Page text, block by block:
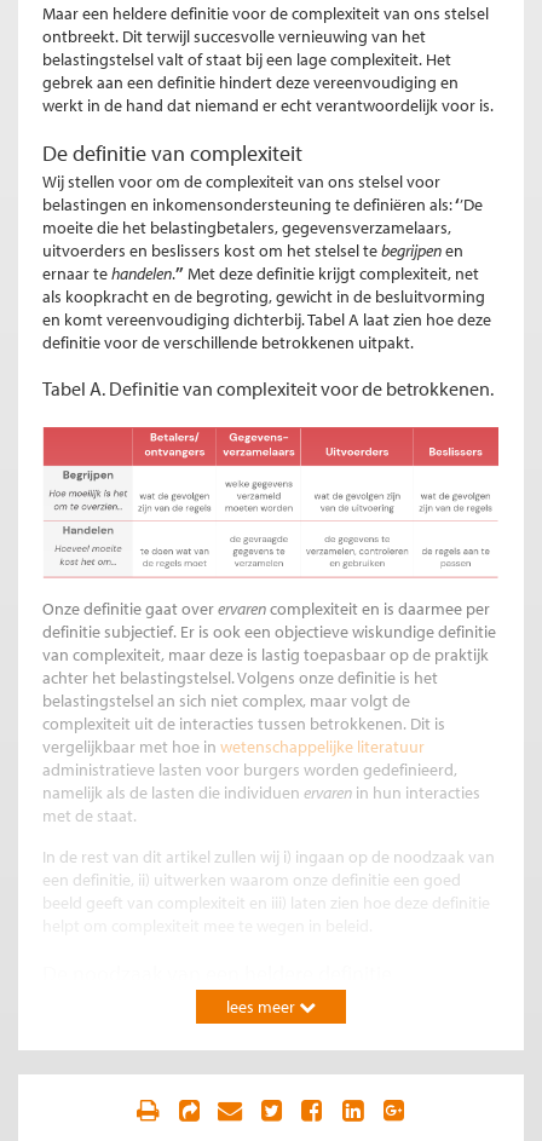
Maar een heldere definitie voor de complexiteit van ons stelsel
ontbreekt. Dit terwijl succesvolle vernieuwing van het
belastingstelsel valt of staat bij een lage complexiteit. Het
gebrek aan een definitie hindert deze vereenvoudiging en
werkt in de hand dat niemand er echt verantwoordelijk voor is.
De definitie van complexiteit
Wij stellen voor om de complexiteit van ons stelsel voor
belastingen en inkomensondersteuning te definiëren als:‘’De
moeite die het belastingbetalers, gegevensverzamelaars,
uitvoerders en beslissers kost om het stelsel tebegrijpenen
ernaar tehandelen.’’ Met deze definitie krijgt complexiteit, net
als koopkracht en de begroting, gewicht in de besluitvorming
en komt vereenvoudiging dichterbij. Tabel A laat zien hoe deze
definitie voor de verschillende betrokkenen uitpakt.
Tabel A. Definitie van complexiteit voor de betrokkenen.
Onze definitie gaat overervarencomplexiteit en is daarmee per
definitie subjectief. Er is ook een objectieve wiskundige definitie
van complexiteit, maar deze is lastig toepasbaar op de praktijk
achter het belastingstelsel. Volgens onze definitie is het
belastingstelsel an sich niet complex, maar volgt de
complexiteit uit de interacties tussen betrokkenen. Dit is
vergelijkbaar met hoe in wetenschappelijke literatuur
administratieve lasten voor burgers worden gedefinieerd,
namelijk als de lasten die individuen ervaren in hun interacties
met de staat.
In de rest van dit artikel zullen wij i) ingaan op de noodzaak van
een definitie, ii) uitwerken waarom onze definitie een goed
beeld geeft van complexiteit en iii) laten zien hoe deze definitie
Versimpeling van ons stelsel van belastingen en
inkomensondersteuning is hard nodig. Het stelsel is nu een
complex webvan toeslagen, uitkeringen, belastingen,
heffingskortingen en aftrekposten. Eenmoeilijk te
beleidsmakers, uitvoerders en politici.
lees meer